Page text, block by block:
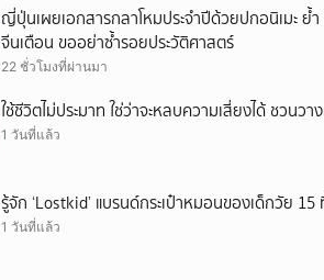
ญี่ปุ่นเผยเอกสารกลาโหมประจำปีด้วยปกอนิเมะ
จีนเตือน ขออย่าซ้ำรอยประวัติศาสตร์
22 ชั่วโมงที่ผ่านมา
ใช้ชีวิตไม่ประมาท ใช่ว่าจะหลบความเสี่ยงได้ ชวนว
1 วันที่แล้ว
รู้จัก ‘Lostkid’ แบรนด์กระเป๋าหมอนของเด็กวัย
1 วันที่แล้ว